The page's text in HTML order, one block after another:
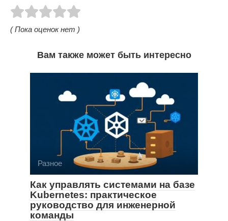
( Пока оценок нет )
Вам также может быть интересно
Разное
Как управлять системами на базе
Kubernetes: практическое
руководство для инженерной
команды